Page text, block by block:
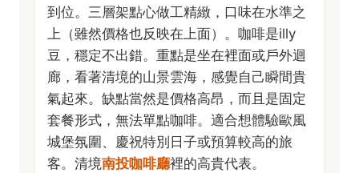
到位。三層架點心做工精緻，口味在水準之
上（雖然價格也反映在上面）。咖啡是illy
豆，穩定不出錯。重點是坐在裡面或戶外迴
廊，看著清境的山景雲海，感覺自己瞬間貴
氣起來。缺點當然是價格高昂，而且是固定
套餐形式，無法單點咖啡。適合想體驗歐風
城堡氛圍、慶祝特別日子或預算較高的旅
客。清境南投咖啡廳裡的高貴代表。